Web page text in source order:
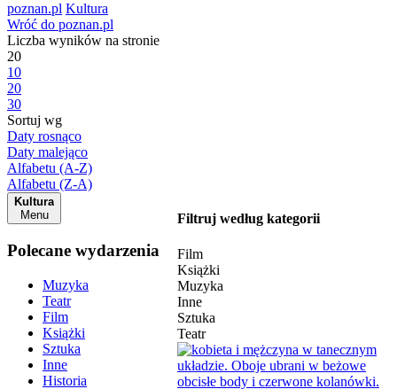
poznan.pl Kultura
Wróć do poznan.pl
Liczba wyników na stronie
20
10
20
30
Sortuj wg
Daty rosnąco
Daty malejąco
Alfabetu (A-Z)
Alfabetu (Z-A)
Kultura
Menu
Polecane wydarzenia
Muzyka
Teatr
Film
Książki
Sztuka
Inne
Historia
Filtruj według kategorii
Film
Książki
Muzyka
Inne
Sztuka
Teatr